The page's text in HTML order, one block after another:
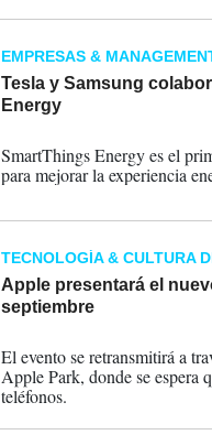
EMPRESAS &
Tesla y Samsung
Energy
SmartThings Energy es el
para mejorar la experiencia
TECNOLOGÍA & CULTURA
Apple presentará el
septiembre
El evento se retransmitirá a
Apple Park, donde se espera
teléfonos.